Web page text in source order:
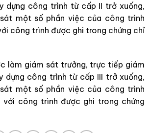
dựng công trình từ cấp II trở xuống,
một số phần việc của công trình
công trình được ghi trong chứng chỉ
làm giám sát trưởng, trực tiếp giám
dựng công trình từ cấp III trở xuống,
một số phần việc của công trình
với công trình được ghi trong chứng